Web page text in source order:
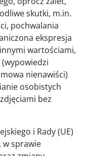
skutki, m.in.
pochwalania
ekspresja
wartościami,
nienawiści)
osobistych
bez
i Rady (UE)
w sprawie